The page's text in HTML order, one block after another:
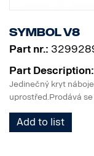
Symbol V8
Part nr.:
Part Description:
Jedinečný kryt
uprostřed.Prodává
Add to list